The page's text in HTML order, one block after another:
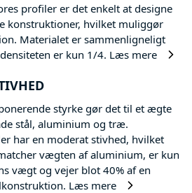
profiler er det enkelt at designe
konstruktioner, hvilket muliggør
Materialet er sammenligneligt
er kun 1/4. Læs mere
styrke gør det til et ægte
stål, aluminium og træ.
har en moderat stivhed, hvilket
vægten af aluminium, er kun
vægt og vejer blot 40% af en
Læs mere